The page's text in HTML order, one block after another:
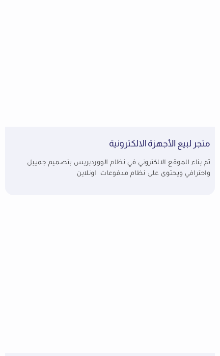
متجر لبيع الأجهزة الالكترونية
تم بناء الموقع الالكتروني في نظام الووردبريس بتصميم جمييل
واحترافي ويحتوى على نظام مدفوعات اونلاين